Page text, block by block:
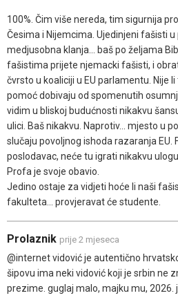
100%. Čim više nereda, tim sigurnija
Česima i Nijemcima. Ujedinjeni fašisti
medjusobna klanja... baš po željama
fašistima prijete njemacki fašisti, i
čvrsto u koaliciji u EU parlamentu. Nije
pomoć dobivaju od spomenutih
vidim u bliskoj budućnosti nikakvu
ulici. Baš nikakvu. Naprotiv... mjesto u
slučaju povoljnog ishoda razaranja EU.
poslodavac, neće tu igrati nikakvu
Profa je svoje obavio.
Jedino ostaje za vidjeti hoće li naši
fakulteta... provjeravat će studente.
Prolaznik prije 2 mjeseca
@internet vidović je autentično
šipovu ima neki vidović koji je srbin ne
prezime. guglaj malo, majku mu, 2026.